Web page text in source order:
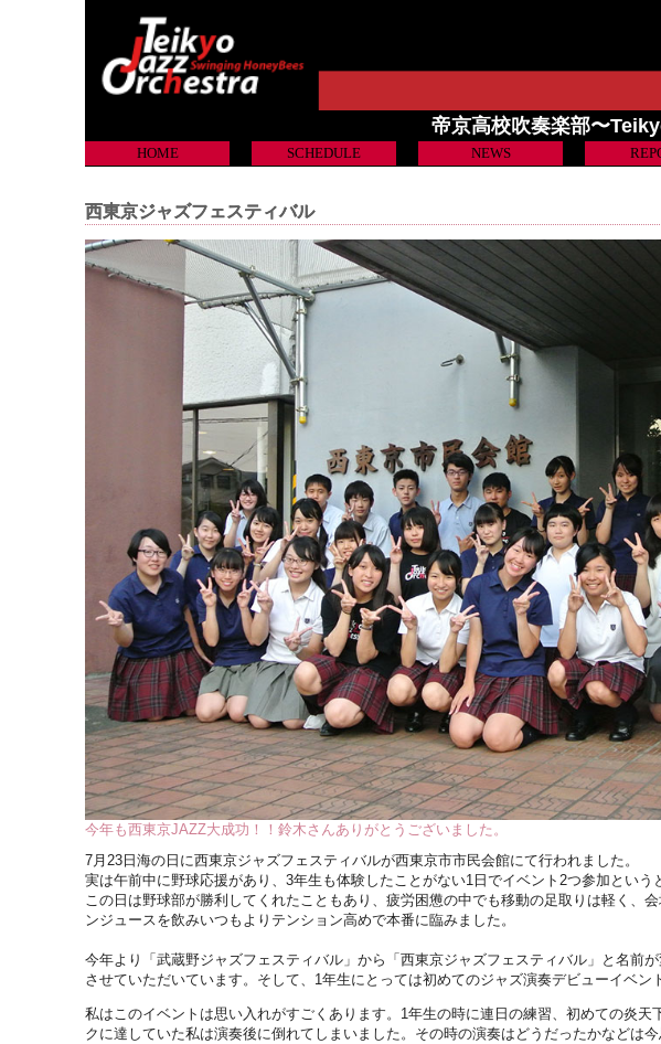
帝京高校吹奏楽部〜
HOME SCHEDULE NEWS
西東京ジャズフェスティバル
今年も西東京JAZZ大成功！！鈴木さんありがとうございました。
7月23日海の日に西東京ジャズフェスティバルが西東京市市民会館にて行われました。
実は午前中に野球応援があり、3年生も体験したことがない1日でイベント2つ参加という
この日は野球部が勝利してくれたこともあり、疲労困憊の中でも移動の足取りは軽く、
ンジュースを飲みいつもよりテンション高めで本番に臨みました。
今年より「武蔵野ジャズフェスティバル」から「西東京ジャズフェスティバル」と名前
させていただいています。そして、1年生にとっては初めてのジャズ演奏デビューイベン
私はこのイベントは思い入れがすごくあります。1年生の時に連日の練習、初めての炎天
クに達していた私は演奏後に倒れてしまいました。その時の演奏はどうだったかなどは